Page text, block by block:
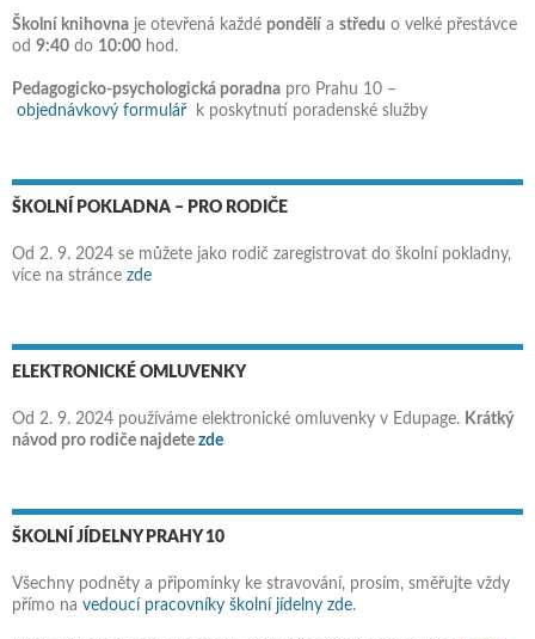
Školní knihovna je otevřená každé pondělí a středu o velké přestávce
od 9:40 do 10:00 hod.
Pedagogicko-psychologická poradna pro Prahu 10 –
objednávkový formulář k poskytnutí poradenské služby
ŠKOLNÍ POKLADNA – PRO RODIČE
Od 2. 9. 2024 se můžete jako rodič zaregistrovat do školní pokladny,
více na stránce zde
ELEKTRONICKÉ OMLUVENKY
Od 2. 9. 2024 používáme elektronické omluvenky v Edupage. Krátký
návod pro rodiče najdete zde
ŠKOLNÍ JÍDELNY PRAHY 10
Všechny podněty a připomínky ke stravování, prosím, směřujte vždy
přímo na vedoucí pracovníky školní jídelny zde.